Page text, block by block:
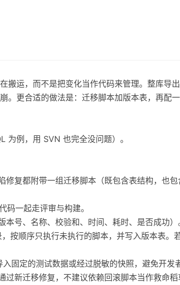
搬运，而不是把变化当作代码来管理。整库导
。更合适的做法是：迁移脚本加版本表，再配
为例，用 SVN 也完全没问题）。
复都附带一组迁移脚本（既包含表结构，也
一起走评审与构建。
本号、名称、校验和、时间、耗时、是否成功）
按顺序只执行未执行的脚本，并写入版本表。
固定的测试数据或经过脱敏的快照，避免开发
新迁移修复，不建议依赖回滚脚本当作救命